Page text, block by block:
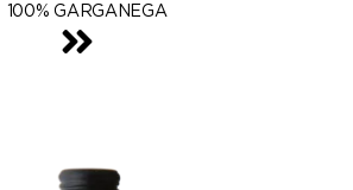
100% GARGANEGA